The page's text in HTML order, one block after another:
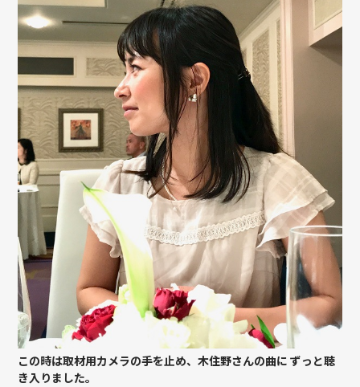
この時は取材用カメラの手を止め、木住野さんの曲に ずっと聴
き入りました。